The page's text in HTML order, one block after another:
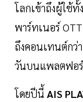
โลกเข้าถึงผู้ใช้
พาร์ทเนอร์ OTT
ถึงคอนเทนต์กว่
วันบนแพลตฟอ
โดยปีนี้ AIS